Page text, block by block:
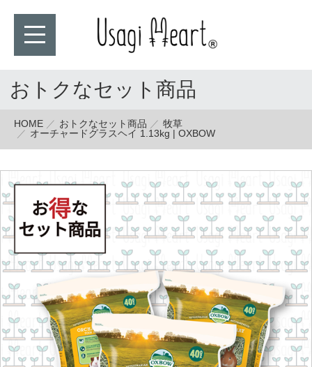
おトクなセット商品
HOME おトクなセット商品
牧草
オーチャードグラスヘイ 1.13kg | OXBOW